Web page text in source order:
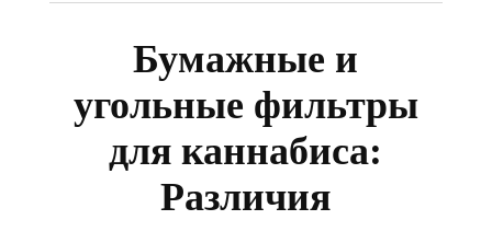
Бумажные и
угольные фильтры
для каннабиса:
Различия